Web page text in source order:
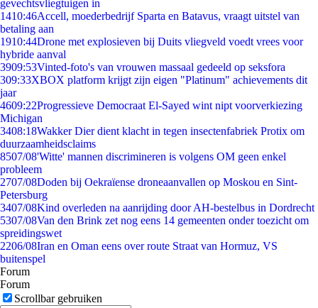
gevechtsvliegtuigen in
1410:46Accell, moederbedrijf Sparta en Batavus, vraagt uitstel van
betaling aan
1910:44Drone met explosieven bij Duits vliegveld voedt vrees voor
hybride aanval
3909:53Vinted-foto's van vrouwen massaal gedeeld op seksfora
309:33XBOX platform krijgt zijn eigen "Platinum" achievements dit
jaar
4609:22Progressieve Democraat El-Sayed wint nipt voorverkiezing
Michigan
3408:18Wakker Dier dient klacht in tegen insectenfabriek Protix om
duurzaamheidsclaims
8507/08'Witte' mannen discrimineren is volgens OM geen enkel
probleem
2707/08Doden bij Oekraïense droneaanvallen op Moskou en Sint-
Petersburg
3407/08Kind overleden na aanrijding door AH-bestelbus in Dordrecht
5307/08Van den Brink zet nog eens 14 gemeenten onder toezicht om
spreidingswet
2206/08Iran en Oman eens over route Straat van Hormuz, VS
buitenspel
Forum
Forum
Scrollbar gebruiken